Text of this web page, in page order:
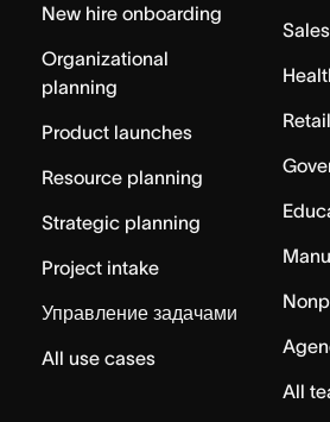
New hire onboarding
Organizational
planning
Product launches
Resource planning
Strategic planning
Project intake
Управление задачами
All use cases
Sales
Retail
All